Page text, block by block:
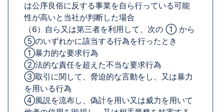
は公序良俗に反する事業を自ら行っている可能
性が高いと当社が判断した場合
（6）自ら又は第三者を利用して、次の ① から
⑤のいずれかに該当する行為を行ったとき
①暴力的な要求行為
②法的な責任を超えた不当な要求行為
③取引に関して、脅迫的な言動をし、又は暴力
を用いる行為
④風説を流布し、偽計を用い又は威力を用いて